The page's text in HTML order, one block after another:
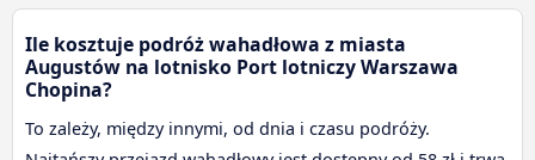
Ile kosztuje podróż wahadłowa z miasta
Augustów na lotnisko Port lotniczy Warszawa
Chopina?
To zależy, między innymi, od dnia i czasu podróży.